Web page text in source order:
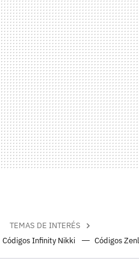
TEMAS DE INTERÉS
Códigos Infinity Nikki
Códigos